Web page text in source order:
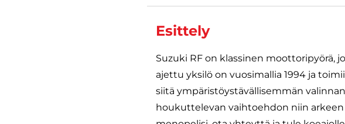
Esittely
Suzuki RF on klassinen moottoripyörä,
ajettu yksilö on vuosimallia 1994 ja
siitä ympäristöystävällisemmän
houkuttelevan vaihtoehdon niin arkeen